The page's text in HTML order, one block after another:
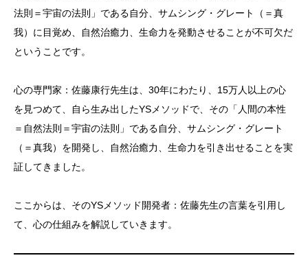
法則＝宇宙の法則」である自分、サムシング・グレート（＝真
我）に目覚め、自然治癒力、生命力を発動させることが不可欠だ
ということです。
心の専門家：佐藤康行先生は、30年にわたり、15万人以上の心
を見つめて、自ら生み出したYSメソッドで、その「人間の本性
＝自然法則＝宇宙の法則」である自分、サムシング・グレート
（＝真我）を開発し、自然治癒力、生命力を引き出せることを実
証してきました。
ここからは、そのYSメソッド開発者：佐藤先生の言葉を引用し
て、心の仕組みを解説していきます。